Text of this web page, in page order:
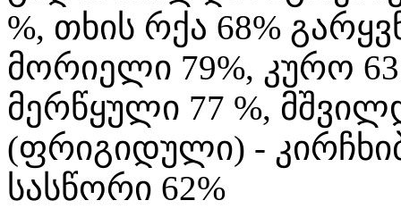
%, თხის რქა 68%
მორიელი 79%, კურო
მერწყული 77 %,
(ფრიგიდული) -
სასწორი 62%